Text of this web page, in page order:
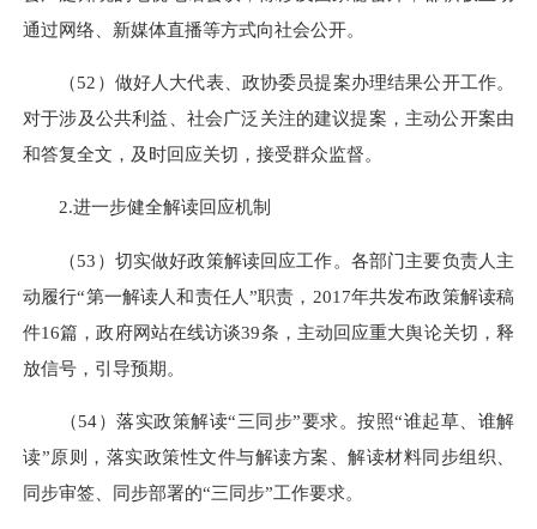
通过网络、新媒体直播等方式向社会公开。
（52）做好人大代表、政协委员提案办理结果公开工作。
对于涉及公共利益、社会广泛关注的建议提案，主动公开案由
和答复全文，及时回应关切，接受群众监督。
2.进一步健全解读回应机制
（53）切实做好政策解读回应工作。各部门主要负责人主
动履行“第一解读人和责任人”职责，2017年共发布政策解读稿
件16篇，政府网站在线访谈39条，主动回应重大舆论关切，释
放信号，引导预期。
（54）落实政策解读“三同步”要求。按照“谁起草、谁解
读”原则，落实政策性文件与解读方案、解读材料同步组织、
同步审签、同步部署的“三同步”工作要求。